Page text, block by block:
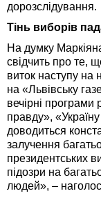
дорозслідування.
Тінь виборів
На думку
свідчить про те,
виток наступу на
на «Львівську
вечірні програми
правду»,
доводиться
залучення
президентських
підозри на
людей», –